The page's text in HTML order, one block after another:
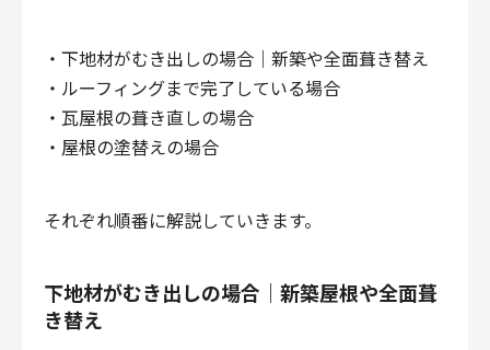
・下地材がむき出しの場合｜新築や全面葺き替え
・ルーフィングまで完了している場合
・瓦屋根の葺き直しの場合
・屋根の塗替えの場合
それぞれ順番に解説していきます。
下地材がむき出しの場合｜新築屋根や全面葺
き替え